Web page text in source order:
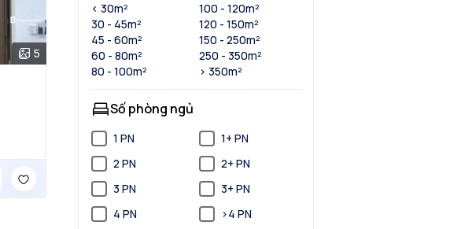
5
< 30m²
30 - 45m²
45 - 60m²
60 - 80m²
80 - 100m²
100 - 120m²
120 - 150m²
150 - 250m²
250 - 350m²
> 350m²
Số phòng ngủ
1 PN
1+ PN
2 PN
2+ PN
3 PN
3+ PN
4 PN
>4 PN